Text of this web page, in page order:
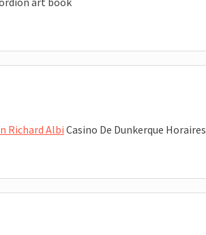
Richard Albi Casino De Dunkerque Horaires